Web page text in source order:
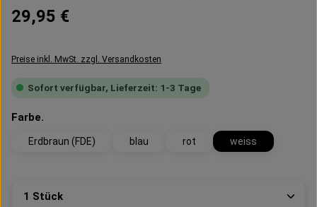
Regulärer Preis:
29,95 €
Preise inkl. MwSt. zzgl. Versandkosten
Sofort verfügbar, Lieferzeit: 1-3 Tage
Farbe.
Erdbraun (FDE) blau rot weiss
Produkt Anzahl: Gib den gewünschten Wert ein